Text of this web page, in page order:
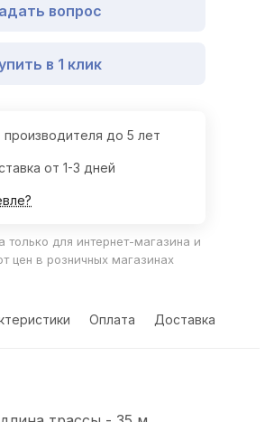
вопрос
в 1 клик
производителя до 5 лет
от 1-3 дней
только для интернет-магазина и
цен в розничных магазинах
Оплата Доставка